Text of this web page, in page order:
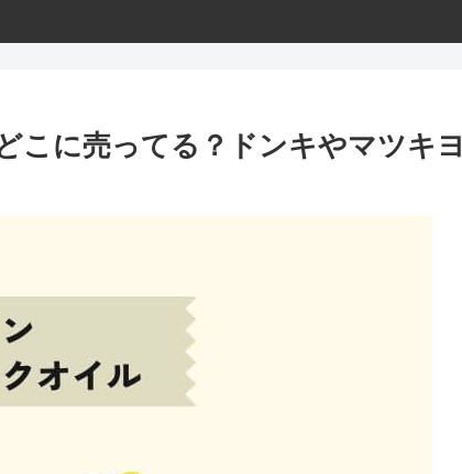
こに売ってる？ドンキやマツキヨ